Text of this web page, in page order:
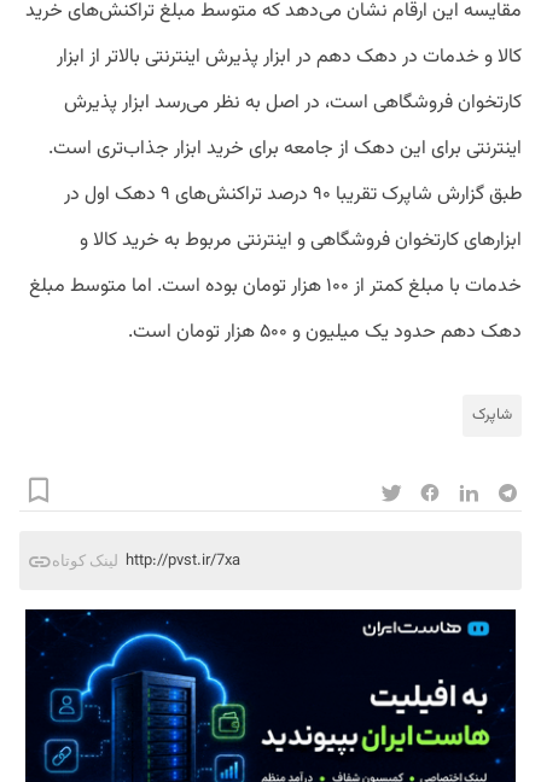
مقایسه این ارقام نشان می‌دهد که متوسط مبلغ تراکنش‌های خرید
کالا و خدمات در دهک دهم در ابزار پذیرش اینترنتی بالاتر از ابزار
کارتخوان فروشگاهی است، در اصل به نظر می‌رسد ابزار پذیرش
اینترنتی برای این دهک از جامعه برای خرید ابزار جذاب‌تری است.
طبق گزارش شاپرک تقریبا ۹۰ درصد تراکنش‌های ۹ دهک اول در
ابزارهای کارتخوان فروشگاهی و اینترنتی مربوط به خرید کالا و
خدمات با مبلغ کمتر از ۱۰۰ هزار تومان بوده است. اما متوسط مبلغ
دهک دهم حدود یک میلیون و ۵۰۰ هزار تومان است.
شاپرک
لینک کوتاه http://pvst.ir/7xa